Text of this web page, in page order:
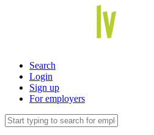
Search
Login
Sign up
For employers